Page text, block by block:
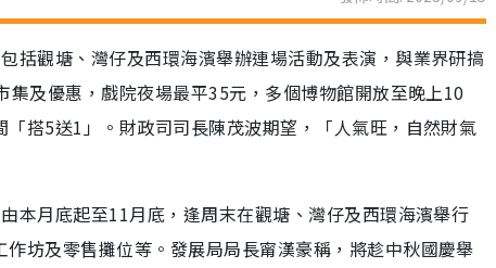
括觀塘、灣仔及西環海濱舉辦連場活動及表演，與業界研搞
及優惠，戲院夜場最平35元，多個博物館開放至晚上10
搭5送1」。財政司司長陳茂波期望，「人氣旺，自然財氣
本月底起至11月底，逢周末在觀塘、灣仔及西環海濱舉行
坊及零售攤位等。發展局局長甯漢豪稱，將趁中秋國慶舉